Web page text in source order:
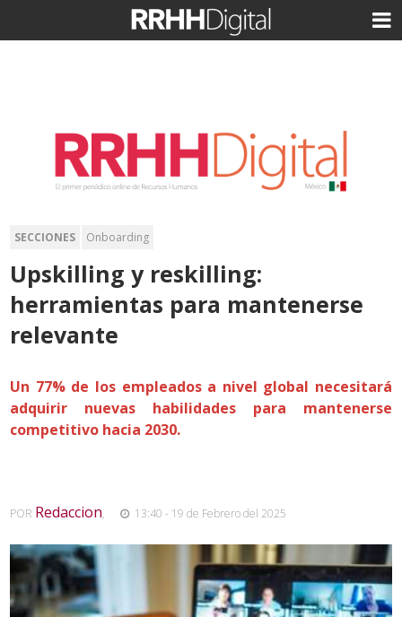
SECCIONES Onboarding
Upskilling y reskilling:
herramientas para mantenerse
relevante
Un 77% de los empleados a nivel global necesitará
adquirir nuevas habilidades para mantenerse
competitivo hacia 2030.
POR Redaccion, 13:40 - 19 de Febrero del 2025